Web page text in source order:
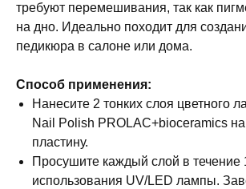
требуют перемешивания, так как
на дно. Идеально походит для
педикюра в салоне или дома.
Способ применения:
Нанесите 2 тонких слоя цветного
Nail Polish PROLAC+bioceramics
пластину.
Просушите каждый слой в течение
использования UV/LED лампы.